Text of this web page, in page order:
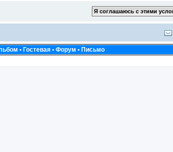
• Гостевая • Форум • Письмо